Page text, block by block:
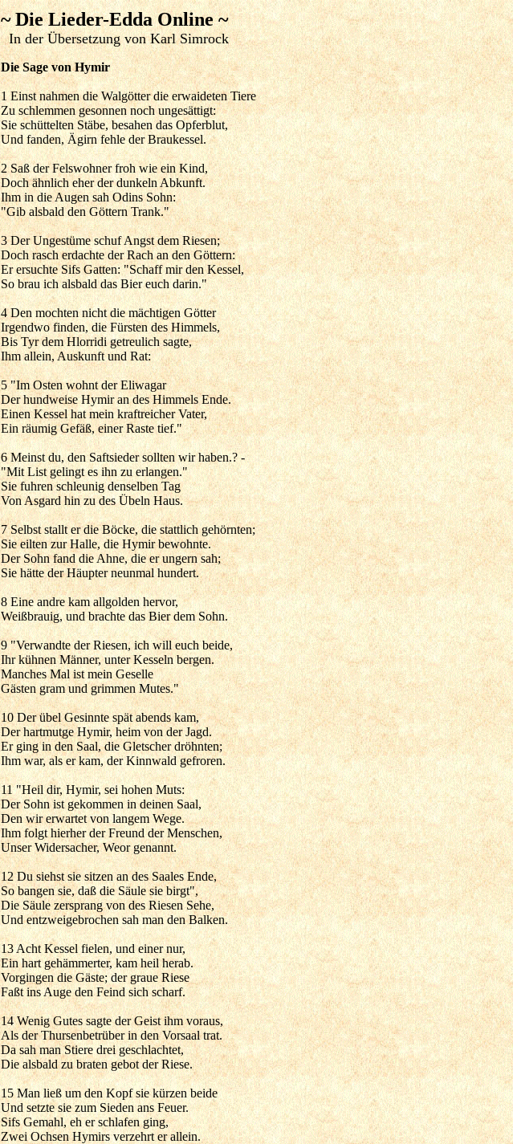
~ Die Lieder-Edda Online ~
In der Übersetzung von Karl Simrock
Die Sage von Hymir
1 Einst nahmen die Walgötter die erwaideten Tiere
Zu schlemmen gesonnen noch ungesättigt:
Sie schüttelten Stäbe, besahen das Opferblut,
Und fanden, Ägirn fehle der Braukessel.
2 Saß der Felswohner froh wie ein Kind,
Doch ähnlich eher der dunkeln Abkunft.
Ihm in die Augen sah Odins Sohn:
"Gib alsbald den Göttern Trank."
3 Der Ungestüme schuf Angst dem Riesen;
Doch rasch erdachte der Rach an den Göttern:
Er ersuchte Sifs Gatten: "Schaff mir den Kessel,
So brau ich alsbald das Bier euch darin."
4 Den mochten nicht die mächtigen Götter
Irgendwo finden, die Fürsten des Himmels,
Bis Tyr dem Hlorridi getreulich sagte,
Ihm allein, Auskunft und Rat:
5 "Im Osten wohnt der Eliwagar
Der hundweise Hymir an des Himmels Ende.
Einen Kessel hat mein kraftreicher Vater,
Ein räumig Gefäß, einer Raste tief."
6 Meinst du, den Saftsieder sollten wir haben.? -
"Mit List gelingt es ihn zu erlangen."
Sie fuhren schleunig denselben Tag
Von Asgard hin zu des Übeln Haus.
7 Selbst stallt er die Böcke, die stattlich gehörnten;
Sie eilten zur Halle, die Hymir bewohnte.
Der Sohn fand die Ahne, die er ungern sah;
Sie hätte der Häupter neunmal hundert.
8 Eine andre kam allgolden hervor,
Weißbrauig, und brachte das Bier dem Sohn.
9 "Verwandte der Riesen, ich will euch beide,
Ihr kühnen Männer, unter Kesseln bergen.
Manches Mal ist mein Geselle
Gästen gram und grimmen Mutes."
10 Der übel Gesinnte spät abends kam,
Der hartmutge Hymir, heim von der Jagd.
Er ging in den Saal, die Gletscher dröhnten;
Ihm war, als er kam, der Kinnwald gefroren.
11 "Heil dir, Hymir, sei hohen Muts:
Der Sohn ist gekommen in deinen Saal,
Den wir erwartet von langem Wege.
Ihm folgt hierher der Freund der Menschen,
Unser Widersacher, Weor genannt.
12 Du siehst sie sitzen an des Saales Ende,
So bangen sie, daß die Säule sie birgt",
Die Säule zersprang von des Riesen Sehe,
Und entzweigebrochen sah man den Balken.
13 Acht Kessel fielen, und einer nur,
Ein hart gehämmerter, kam heil herab.
Vorgingen die Gäste; der graue Riese
Faßt ins Auge den Feind sich scharf.
14 Wenig Gutes sagte der Geist ihm voraus,
Als der Thursenbetrüber in den Vorsaal trat.
Da sah man Stiere drei geschlachtet,
Die alsbald zu braten gebot der Riese.
15 Man ließ um den Kopf sie kürzen beide
Und setzte sie zum Sieden ans Feuer.
Sifs Gemahl, eh er schlafen ging,
Zwei Ochsen Hymirs verzehrt er allein.